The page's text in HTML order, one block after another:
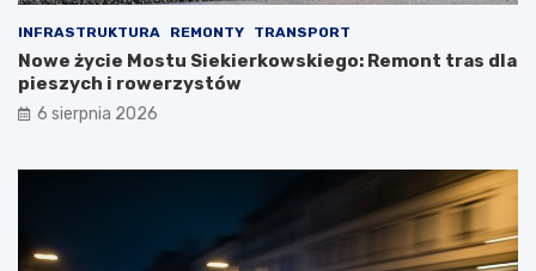
INFRASTRUKTURA REMONTY TRANSPORT
Nowe życie Mostu Siekierkowskiego: Remont tras dla
pieszych i rowerzystów
6 sierpnia 2026